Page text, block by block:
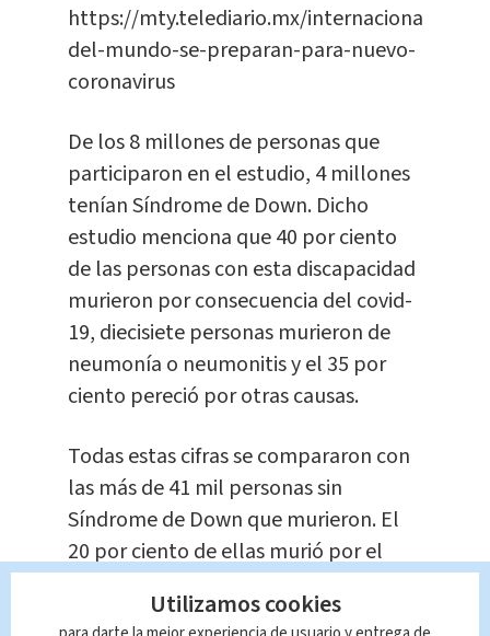
https://mty.telediario.mx/internacional/
del-mundo-se-preparan-para-nuevo-
coronavirus
De los 8 millones de personas que
participaron en el estudio, 4 millones
tenían Síndrome de Down. Dicho
estudio menciona que 40 por ciento
de las personas con esta discapacidad
murieron por consecuencia del covid-
19, diecisiete personas murieron de
neumonía o neumonitis y el 35 por
ciento pereció por otras causas.
Todas estas cifras se compararon con
las más de 41 mil personas sin
Síndrome de Down que murieron. El
20 por ciento de ellas murió por el
coronavirus, mientras que el 14 por
ciento por neumonía o neumonitis y el
Utilizamos cookies